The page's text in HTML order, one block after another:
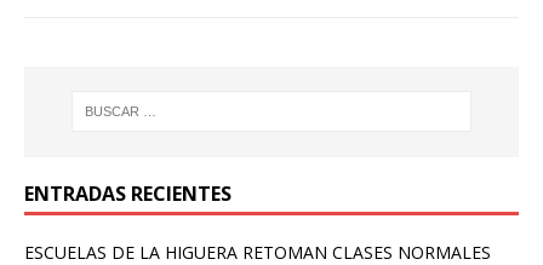
ENTRADAS RECIENTES
ESCUELAS DE LA HIGUERA RETOMAN CLASES NORMALES